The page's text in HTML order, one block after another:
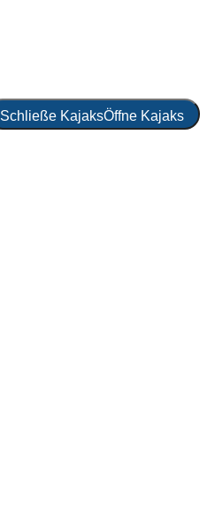
Schließe KajaksÖffne Kajaks